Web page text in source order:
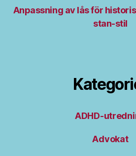
Anpassning av lås för
stan-stil
ADHD-
Advokat